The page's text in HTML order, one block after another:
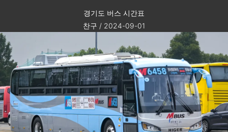
경기도 버스 시간표
찬구 / 2024-09-01